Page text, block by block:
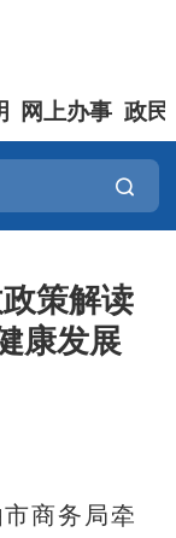
网上办事 政民
策解读
康发展
商务局牵